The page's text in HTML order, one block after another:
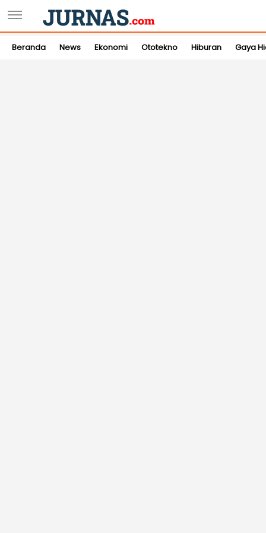
Beranda News Ekonomi Ototekno Hiburan Gaya